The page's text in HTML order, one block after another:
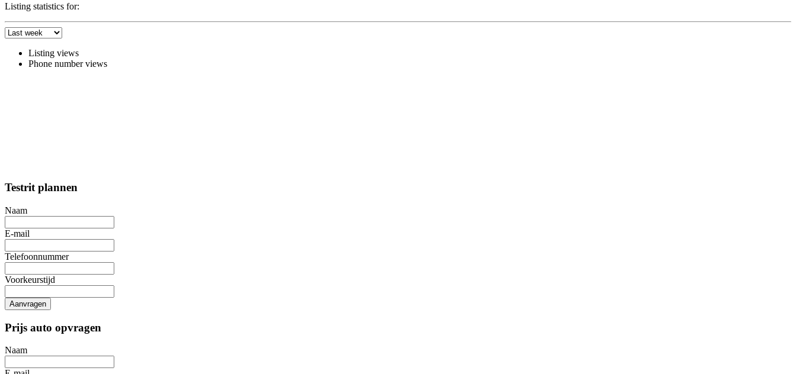
Listing statistics for:
Listing views
Phone number views
Testrit plannen
Naam
E-mail
Telefoonnummer
Voorkeurstijd
Aanvragen
Prijs auto opvragen
Naam